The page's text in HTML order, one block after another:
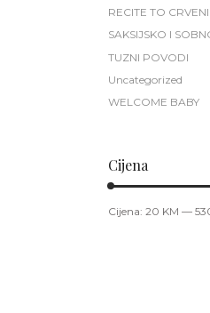
RECITE TO
SAKSIJSKO I
TUZNI POVODI
Uncategorized
WELCOME BABY
Cijena
cijena
cijena
Cijena: 20 KM —